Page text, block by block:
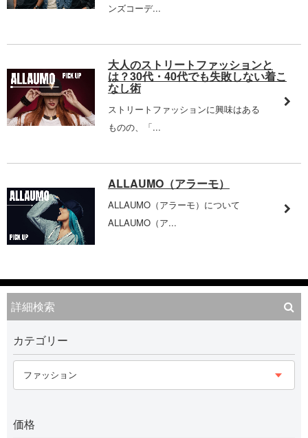
ンズコーデ...
大人のストリートファッションと
は？30代・40代でも失敗しない着こ
なし術
ストリートファッションに興味はある
ものの、「...
ALLAUMO（アラーモ）
ALLAUMO（アラーモ）について
ALLAUMO（ア...
詳細検索
カテゴリー
ファッション
価格